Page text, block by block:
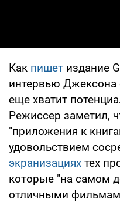
Как пишет издание
интервью Джексона
еще хватит
Режиссер заметил,
"приложения к
удовольствием
экранизациях тех
которые "на самом
отличными